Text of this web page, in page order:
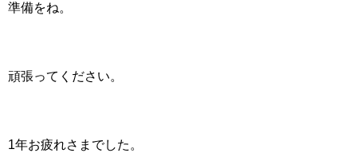
準備をね。
頑張ってください。
1年お疲れさまでした。